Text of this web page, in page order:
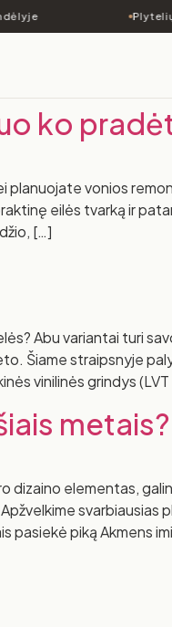
Plytelių
ko
planuojate vonios
eilės tvarką ir
[…]
Abu variantai turi
Šiame straipsnyje
vinilinės grindys
metais?
dizaino elementas,
piką Akmens